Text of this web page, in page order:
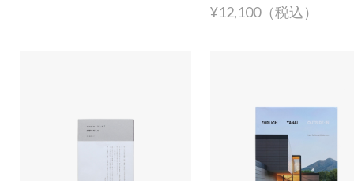
¥12,100（税込）